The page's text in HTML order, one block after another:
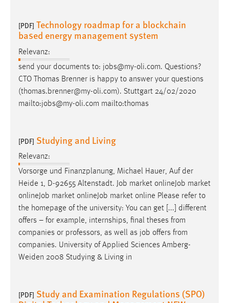
[PDF] Technology roadmap for a blockchain
based energy management system
Relevanz:
send your documents to: jobs@my-oli.com. Questions?
CTO Thomas Brenner is happy to answer your questions
(thomas.brenner@my-oli.com). Stuttgart 24/02/2020
mailto:jobs@my-oli.com mailto:thomas
[PDF] Studying and Living
Relevanz:
Vorsorge und Finanzplanung, Michael Hauer, Auf der
Heide 1, D-92655 Altenstadt. Job market onlineJob market
onlineJob market onlineJob market online Please refer to
the homepage of the university: You can get [...] different
offers – for example, internships, final theses from
companies or professors, as well as job offers from
companies. University of Applied Sciences Amberg-
Weiden 2008 Studying & Living in
[PDF] Study and Examination Regulations (SPO)